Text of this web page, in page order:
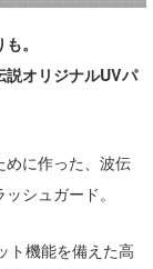
。
説オリジナルUVパ
めに作った、波伝
シュガード。
ト機能を備えた高